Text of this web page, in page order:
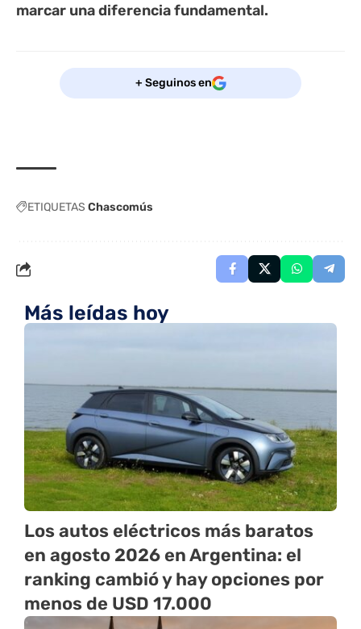
marcar una diferencia fundamental.
+ Seguinos en
ETIQUETAS Chascomús
Más leídas hoy
Los autos eléctricos más baratos
en agosto 2026 en Argentina: el
ranking cambió y hay opciones por
menos de USD 17.000